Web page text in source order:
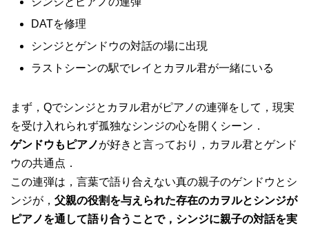
DATを修理
シンジとゲンドウの対話の場に出現
ラストシーンの駅でレイとカヲル君が一緒にいる
まず，Qでシンジとカヲル君がピアノの連弾をして，現実
を受け入れられず孤独なシンジの心を開くシーン．
ゲンドウもピアノが好きと言っており，カヲル君とゲンド
ウの共通点．
この連弾は，言葉で語り合えない真の親子のゲンドウとシ
ンジが， 父親の役割を与えられた存在のカヲルとシンジが
ピアノを通して語り合うことで，シンジに親子の対話を実